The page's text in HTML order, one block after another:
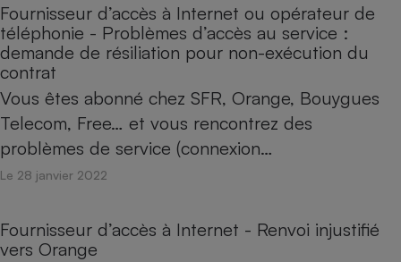
Fournisseur d’accès à Internet ou opérateur de
téléphonie - Problèmes d’accès au service :
demande de résiliation pour non-exécution du
contrat
Vous êtes abonné chez SFR, Orange, Bouygues
Telecom, Free… et vous rencontrez des
problèmes de service (connexion…
Le 28 janvier 2022
Fournisseur d’accès à Internet - Renvoi injustifié
vers Orange